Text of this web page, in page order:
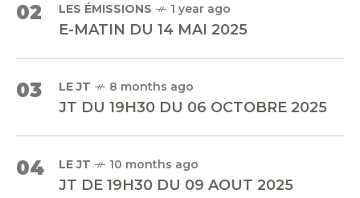
02 LES ÉMISSIONS 1 year ago
E-MATIN DU 14 MAI 2025
03 LE JT 8 months ago
JT DU 19H30 DU 06 OCTOBRE 2025
04 LE JT 10 months ago
JT DE 19H30 DU 09 AOUT 2025